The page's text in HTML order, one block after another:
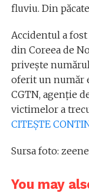
fluviu. Din
Accidentul a
din Coreea de
privește
oferit un număr
CGTN, agenție
victimelor a
CITEȘTE
Sursa foto:
You may